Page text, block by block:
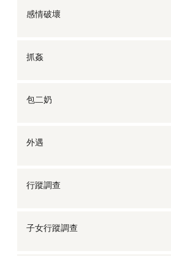
感情破壞
抓姦
包二奶
外遇
行蹤調查
子女行蹤調查